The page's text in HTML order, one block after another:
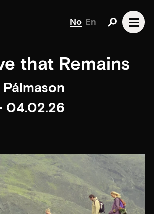
No En
that Remains
04.02.26